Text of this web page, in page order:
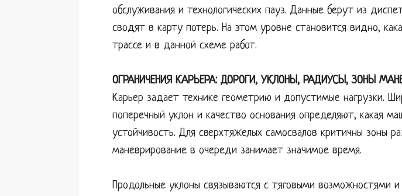
обслуживания и технологических пауз. Данные берут из
сводят в карту потерь. На этом уровне становится видно,
трассе и в данной схеме работ.
ОГРАНИЧЕНИЯ КАРЬЕРА: ДОРОГИ, УКЛОНЫ, РАДИУСЫ, ЗОНЫ
Карьер задает технике геометрию и допустимые нагрузки.
поперечный уклон и качество основания определяют, какая
устойчивость. Для сверхтяжелых самосвалов критичны зоны
маневрирование в очереди занимает значимое время.
Продольные уклоны связываются с тяговыми возможностями